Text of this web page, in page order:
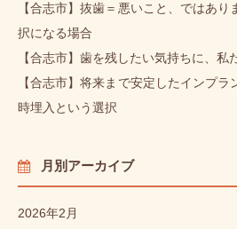
【合志市】抜歯＝悪いこと、ではあ
択になる場合
【合志市】歯を残したい気持ちに、私
【合志市】将来まで安定したインプ
時埋入という選択
月別アーカイブ
2026年2月